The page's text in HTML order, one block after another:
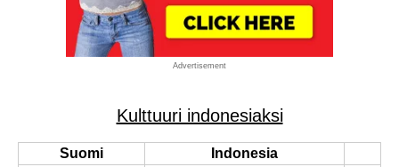
Advertisement
Kulttuuri indonesiaksi
Suomi
Indonesia